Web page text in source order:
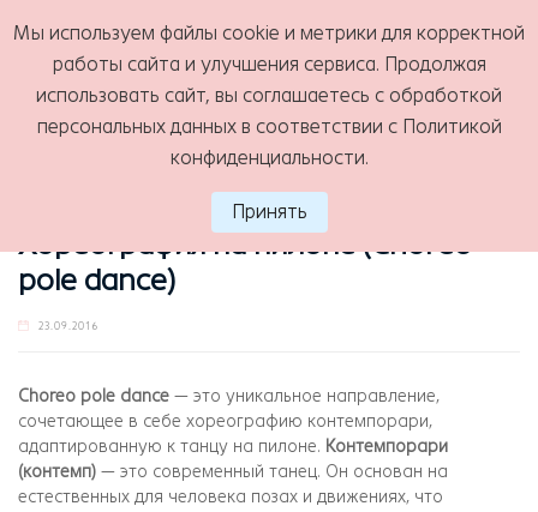
МЕНЮ
Choreo pole dance
Хореография на пилоне (Choreo
pole dance)
23.09.2016
Choreo pole dance — это уникальное направление,
сочетающее в себе хореографию контемпорари,
адаптированную к танцу на пилоне. Контемпорари
(контемп) — это современный танец. Он основан на
естественных для человека позах и движениях, что
Мы используем файлы cookie и метрики для корректной
работы сайта и улучшения сервиса. Продолжая
использовать сайт, вы соглашаетесь с обработкой
персональных данных в соответствии с Политикой
конфиденциальности.
Принять